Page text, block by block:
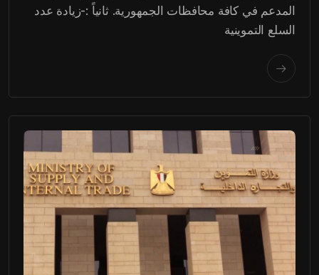
المدعم في كافة محافظات الجمهورية. ثانياً :-زيادة عدد
السلع التموينية